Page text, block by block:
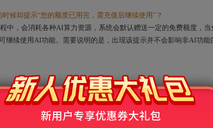
却提示“您的额度已用完，需充值后继续使用”？
，会消耗各种AI算力资源，系统会默认赠送一定的免费额度，当
继续使用AI功能。需要说明的是，出现该提示并不会影响非AI功能
系客服：